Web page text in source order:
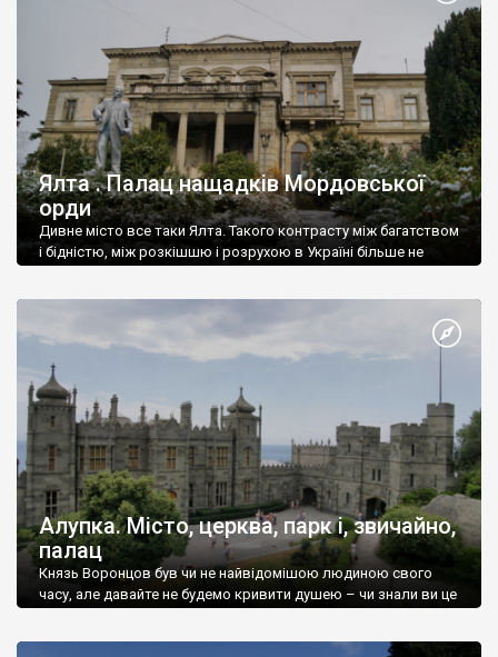
Ялта . Палац нащадків Мордовської
орди
Дивне місто все таки Ялта. Такого контрасту між багатством
і бідністю, між розкішшю і розрухою в Україні більше не
Алупка. Місто, церква, парк і, звичайно,
палац
Князь Воронцов був чи не найвідомішою людиною свого
часу, але давайте не будемо кривити душею – чи знали ви це